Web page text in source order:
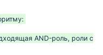
AND-роль, роли с